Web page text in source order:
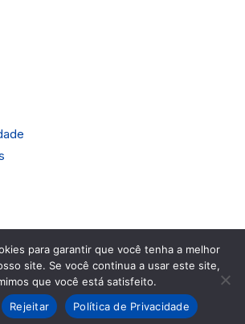
Todos os Direitos Reservados.
para garantir que você tenha a melhor
site. Se você continua a usar este site,
que você está satisfeito.
Rejeitar Política de Privacidade